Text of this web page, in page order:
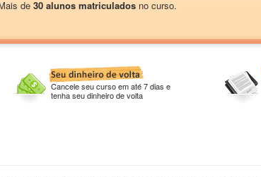
de 30 alunos matriculados no curso.
Cancele seu curso em até 7 dias e
tenha seu dinheiro de volta